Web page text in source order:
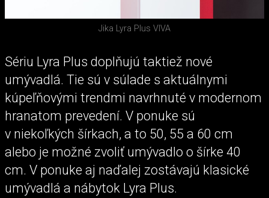
Jika Lyra Plus VIVA
Sériu Lyra Plus doplňujú taktiež nové
umývadlá. Tie sú v súlade s aktuálnymi
kúpeľňovými trendmi navrhnuté v modernom
hranatom prevedení. V ponuke sú
v niekoľkých šírkach, a to 50, 55 a 60 cm
alebo je možné zvoliť umývadlo o šírke 40
cm. V ponuke aj naďalej zostávajú klasické
umývadlá a nábytok Lyra Plus.